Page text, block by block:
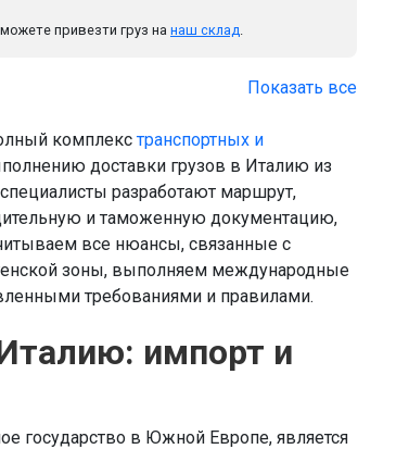
привезти груз на наш склад
Показать все
комплекс транспортных и
доставки грузов в Италию из
разработают маршрут,
и таможенную документацию,
все нюансы, связанные с
зоны, выполняем международные
требованиями и правилами.
импорт и
государство в Южной Европе, является